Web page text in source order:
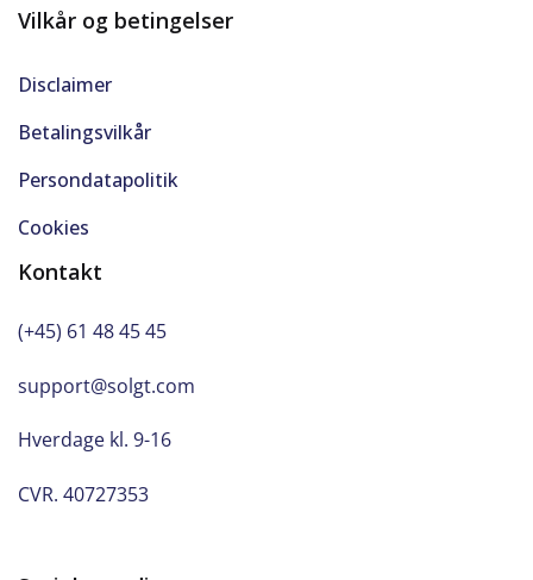
Vilkår og betingelser
Disclaimer
Betalingsvilkår
Persondatapolitik
Cookies
Kontakt
(+45) 61 48 45 45
support@solgt.com
Hverdage kl. 9-16
CVR. 40727353